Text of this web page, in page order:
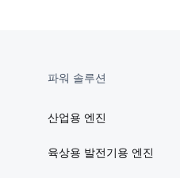
파워 솔루션
산업용 엔진
육상용 발전기용 엔진